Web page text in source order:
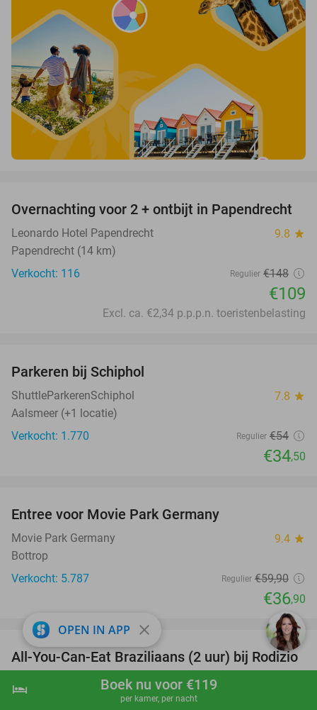
shopping_cart Boek nu
hotel Boek nu voor €119
per kamer, per nacht
26%
Overnachting voor 2 + ontbijt in Papendrecht
Leonardo Hotel Papendrecht 9.8 star
Papendrecht (14 km)
Verkocht: 116
Regulier €148
€109
Excl. ca. €2,34 p.p.p.n. toeristenbelasting
Parkeren bij Schiphol
ShuttleParkerenSchiphol 7.8 star
Aalsmeer (+1 locatie)
Verkocht: 1.770
Regulier €54
€34,50
Entree voor Movie Park Germany
Movie Park Germany 9.4 star
Bottrop
Verkocht: 5.787
Regulier €59,90
€36,90
23%
favorite_border
All-You-Can-Eat Braziliaans (2 uur) bij Rodizio
Rodizio Brazilian Grill
Rotterdam (+2 locaties)
OPEN IN APP close